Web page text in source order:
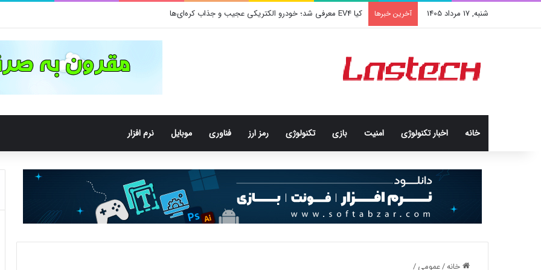
شنبه, 17 مرداد 1405 آخرین خبرها کیا EV4 معرفی شد؛ خودرو الکتریکی عجیب و جذاب کره‌ای‌ها
خانه اخبار تکنولوژی امنيت بازی تکنولوژی رمز ارز فناوری موبایل نرم افزار
خانه/عمومی/